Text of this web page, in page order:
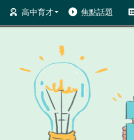
高中育才 焦點話題